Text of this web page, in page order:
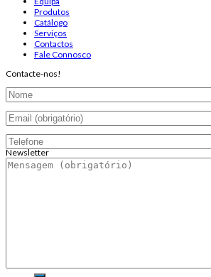
Produtos
Catálogo
Serviços
Contactos
Fale Connosco
Contacte-nos!
Newsletter
Endereço de email: